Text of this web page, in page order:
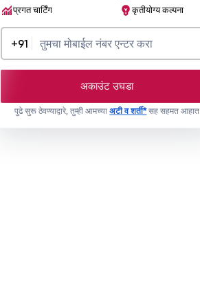
प्रगत चार्टिंग
कृतीयोग्य कल्पना
+91
अकाउंट उघडा
पुढे सुरू ठेवण्याद्वारे, तुम्ही आमच्याअटी व शर्ती*सह सहमत आहात